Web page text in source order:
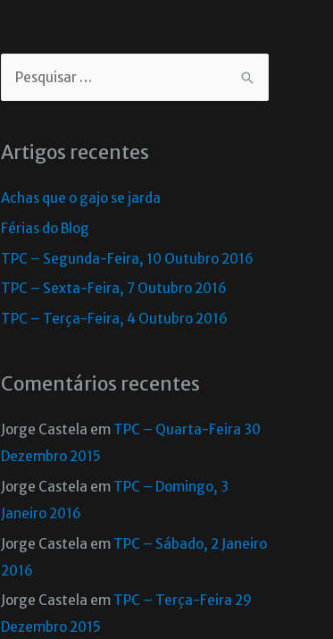
Artigos recentes
Achas que o gajo se jarda
Férias do Blog
TPC – Segunda-Feira, 10 Outubro 2016
TPC – Sexta-Feira, 7 Outubro 2016
TPC – Terça-Feira, 4 Outubro 2016
Comentários recentes
Jorge Castela em TPC – Quarta-Feira 30
Dezembro 2015
Jorge Castela em TPC – Domingo, 3
Janeiro 2016
Jorge Castela em TPC – Sábado, 2 Janeiro
2016
Jorge Castela em TPC – Terça-Feira 29
Dezembro 2015